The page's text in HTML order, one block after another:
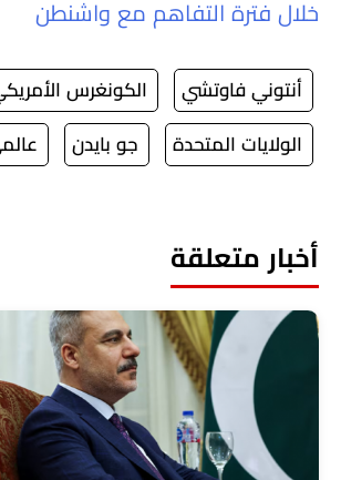
خلال فترة التفاهم مع واشنطن
أنتوني فاوتشي الكونغرس
الولايات المتحدة جو بايدن
أخبار متعلقة